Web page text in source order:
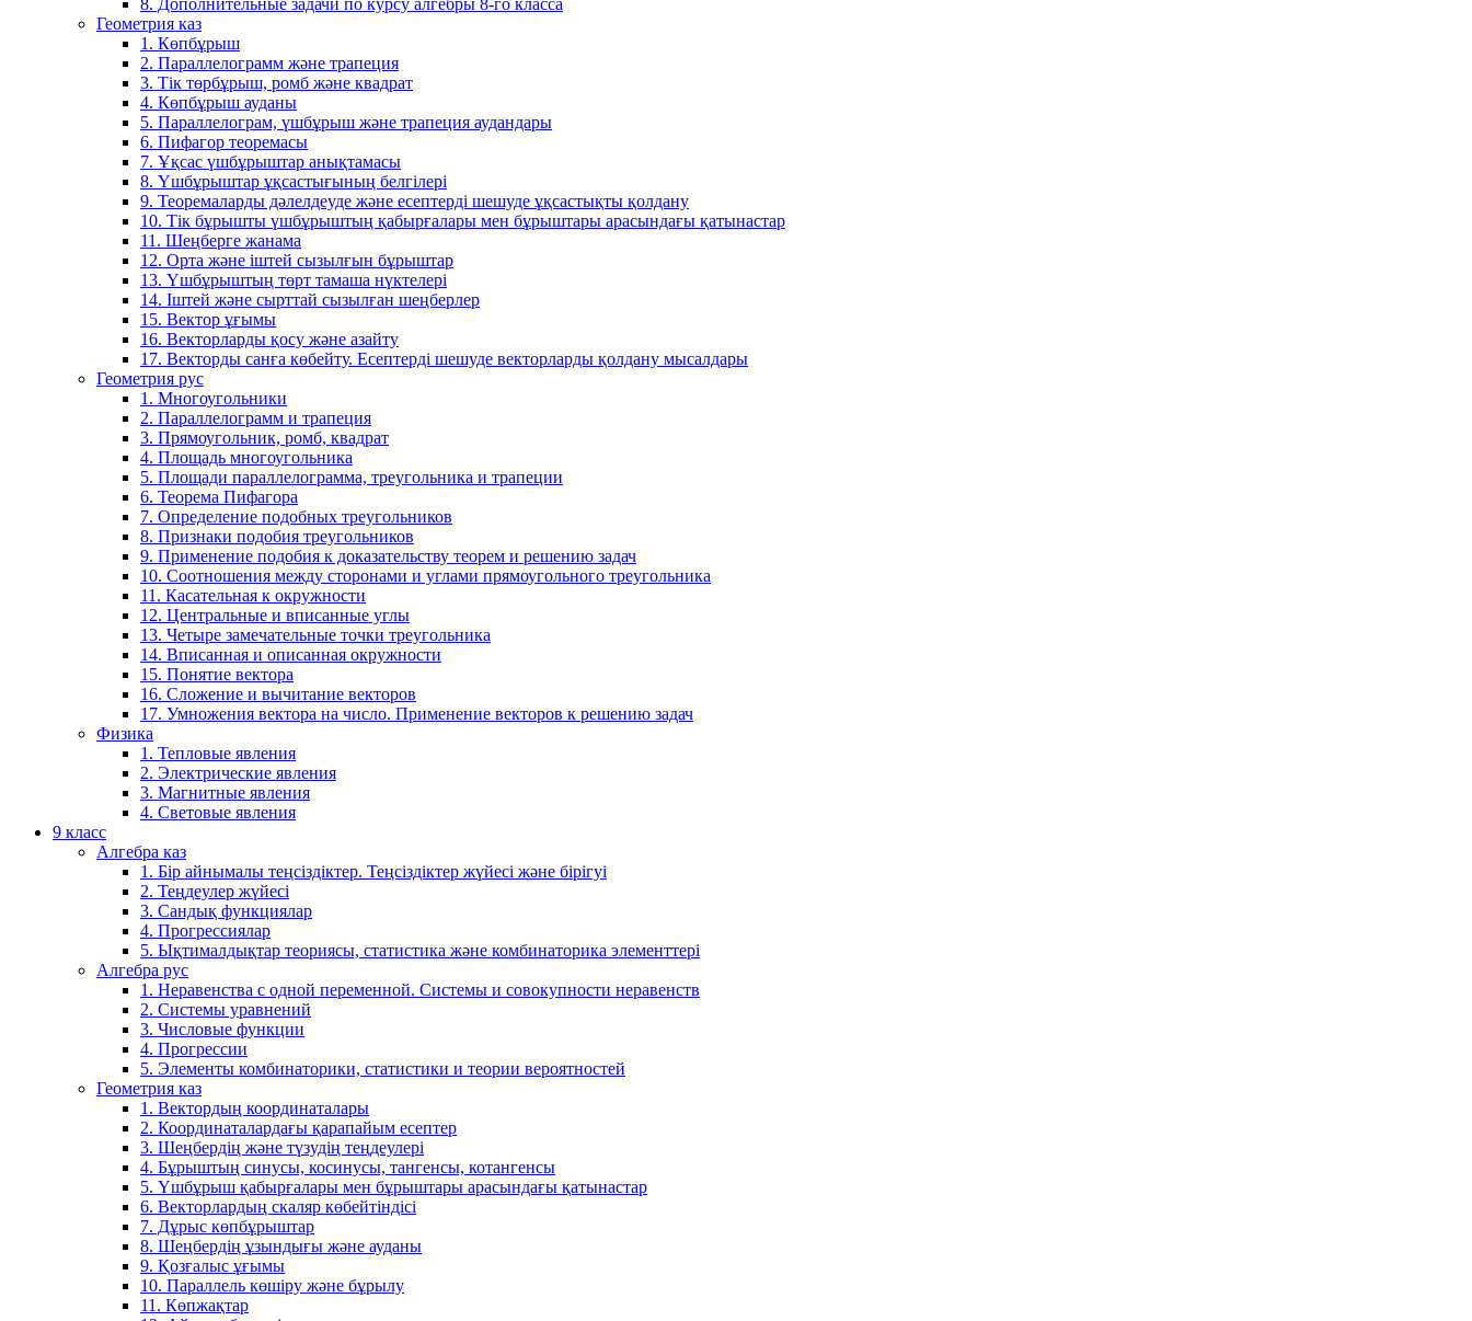
Геометрия каз
1. Көпбұрыш
2. Параллелограмм және трапеция
3. Тік төрбұрыш, ромб және квадрат
4. Көпбұрыш ауданы
5. Параллелограм, үшбұрыш және трапеция аудандары
6. Пифагор теоремасы
7. Ұқсас үшбұрыштар анықтамасы
8. Үшбұрыштар ұқсастығының белгілері
9. Теоремаларды дәлелдеуде және есептерді шешуде ұқсастықты қолдану
10. Тік бұрышты үшбұрыштың қабырғалары мен бұрыштары арасындағы қатынастар
11. Шеңберге жанама
12. Орта және іштей сызылғын бұрыштар
13. Үшбұрыштың төрт тамаша нүктелері
14. Іштей және сырттай сызылған шеңберлер
15. Вектор ұғымы
16. Векторларды қосу және азайту
17. Векторды санға көбейту. Есептерді шешуде векторларды қолдану мысалдары
Геометрия рус
1. Многоугольники
2. Параллелограмм и трапеция
3. Прямоугольник, ромб, квадрат
4. Площадь многоугольника
5. Площади параллелограмма, треугольника и трапеции
6. Теорема Пифагора
7. Определение подобных треугольников
8. Признаки подобия треугольников
9. Применение подобия к доказательству теорем и решению задач
10. Соотношения между сторонами и углами прямоугольного треугольника
11. Касательная к окружности
12. Центральные и вписанные углы
13. Четыре замечательные точки треугольника
14. Вписанная и описанная окружности
15. Понятие вектора
16. Сложение и вычитание векторов
17. Умножения вектора на число. Применение векторов к решению задач
Физика
1. Тепловые явления
2. Электрические явления
3. Магнитные явления
4. Световые явления
9 класс
Алгебра каз
1. Бір айнымалы теңсіздіктер. Теңсіздіктер жүйесі және бірігуі
2. Теңдеулер жүйесі
3. Сандық функциялар
4. Прогрессиялар
5. Ықтималдықтар теориясы, статистика және комбинаторика элементтері
Алгебра рус
1. Неравенства с одной переменной. Системы и совокупности неравенств
2. Системы уравнений
3. Числовые функции
4. Прогрессии
5. Элементы комбинаторики, статистики и теории вероятностей
Геометрия каз
1. Вектордың координаталары
2. Координаталардағы қарапайым есептер
3. Шеңбердің және түзудің теңдеулері
4. Бұрыштың синусы, косинусы, тангенсы, котангенсы
5. Үшбұрыш қабырғалары мен бұрыштары арасындағы қатынастар
6. Векторлардың скаляр көбейтіндісі
7. Дұрыс көпбұрыштар
8. Шеңбердің ұзындығы және ауданы
9. Қозғалыс ұғымы
10. Параллель көшіру және бұрылу
11. Көпжақтар